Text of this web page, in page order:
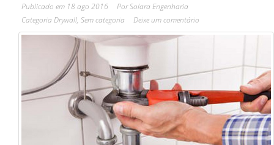
Publicado em 18 ago 2016 PorSolara Engenharia
Categoria Drywall, Sem categoria Deixe um comentário